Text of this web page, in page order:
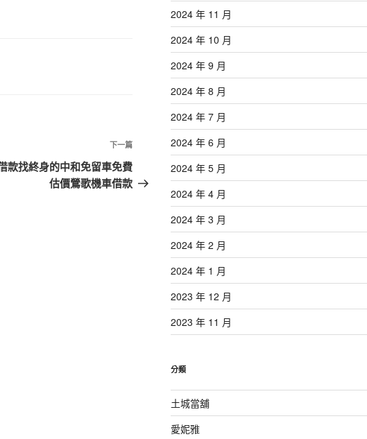
下
一
篇
下一篇
款找終身的中和免留車免費
估價鶯歌機車借款
2024 年 11 月
2024 年 10 月
2024 年 9 月
2024 年 8 月
2024 年 7 月
2024 年 6 月
2024 年 5 月
2024 年 4 月
2024 年 3 月
2024 年 2 月
2024 年 1 月
2023 年 12 月
2023 年 11 月
分類
土城當舖
愛妮雅